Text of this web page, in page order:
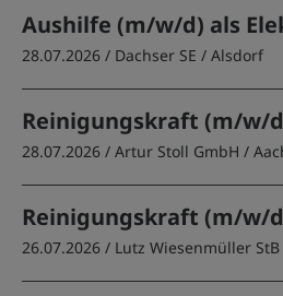
Aushilfe (m/w/d) als
28.07.2026 / Dachser SE / Alsdorf
Reinigungskraft (m/w/
28.07.2026 / Artur Stoll GmbH /
Reinigungskraft (m/w/
26.07.2026 / Lutz Wiesenmüller StB